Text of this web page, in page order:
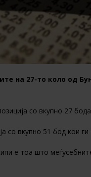
на 27-то коло од
со вкупно 27
со вкупно 51 бод кои
е тоа што